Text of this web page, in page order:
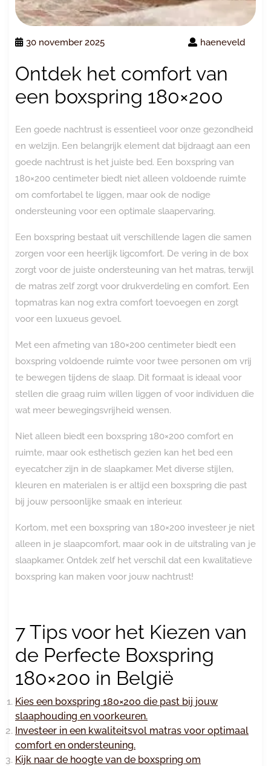
30 november 2025 haeneveld
Ontdek het comfort van
een boxspring 180×200
Een goede nachtrust is essentieel voor onze gezondheid
en welzijn. Een belangrijk element dat bijdraagt aan een
goede nachtrust is het juiste bed. Een boxspring van
180×200 centimeter biedt niet alleen voldoende ruimte
om comfortabel te liggen, maar ook de nodige
ondersteuning voor een optimale slaapervaring.
Een boxspring bestaat uit verschillende lagen die samen
zorgen voor een heerlijk ligcomfort. De vering in de box
zorgt voor de juiste ondersteuning van het matras, terwijl
de matras zelf zorgt voor drukverdeling en comfort. Een
topmatras kan nog extra comfort toevoegen en zorgt
voor een luxueus gevoel.
Met een afmeting van 180×200 centimeter biedt een
boxspring voldoende ruimte voor twee personen om vrij
te bewegen tijdens de slaap. Dit formaat is ideaal voor
stellen die graag ruim willen liggen of voor individuen die
wat meer bewegingsvrijheid wensen.
Niet alleen biedt een boxspring 180×200 comfort en
ruimte, maar ook esthetisch gezien kan het bed een
eyecatcher zijn in de slaapkamer. Met diverse stijlen,
kleuren en materialen is er altijd een boxspring die past
bij jouw persoonlijke smaak en interieur.
Kortom, met een boxspring van 180×200 investeer je niet
alleen in je slaapcomfort, maar ook in de uitstraling van je
slaapkamer. Ontdek zelf het verschil dat een kwalitatieve
boxspring kan maken voor jouw nachtrust!
7 Tips voor het Kiezen van
de Perfecte Boxspring
180×200 in België
Kies een boxspring 180×200 die past bij jouw
slaaphouding en voorkeuren.
Investeer in een kwaliteitsvol matras voor optimaal
comfort en ondersteuning.
Kijk naar de hoogte van de boxspring om